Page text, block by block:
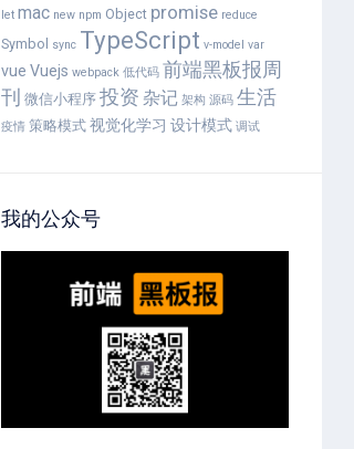
let mac new npm Object promise reduce
Symbol sync TypeScript v-model var
vue Vuejs webpack 低代码 前端黑板报周
刊 微信小程序 投资 杂记 架构 源码 生活
疫情 策略模式 视觉化学习 设计模式 调试
我的公众号